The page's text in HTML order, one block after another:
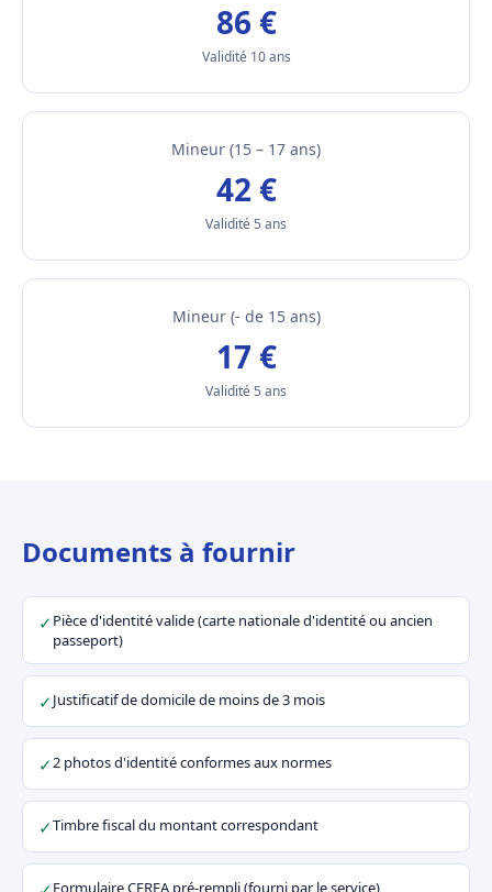
86 €
Validité 10 ans
Mineur (15 – 17 ans)
42 €
Validité 5 ans
Mineur (- de 15 ans)
17 €
Validité 5 ans
Documents à fournir
✓ Pièce d'identité valide (carte nationale d'identité ou ancien
passeport)
✓Justificatif de domicile de moins de 3 mois
✓2 photos d'identité conformes aux normes
✓Timbre fiscal du montant correspondant
Formulaire CERFA pré-rempli (fourni par le service)